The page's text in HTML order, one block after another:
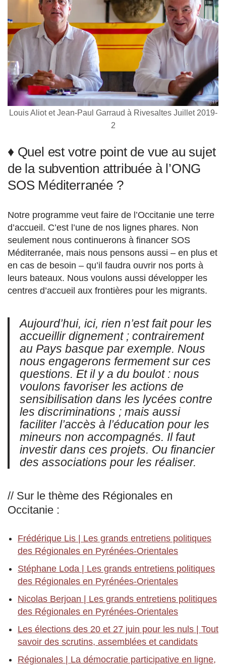
Louis Aliot et Jean-Paul Garraud à Rivesaltes Juillet 2019-
2
♦ Quel est votre point de vue au sujet
de la subvention attribuée à l’ONG
SOS Méditerranée ?
Notre programme veut faire de l’Occitanie une terre
d’accueil. C’est l’une de nos lignes phares. Non
seulement nous continuerons à financer SOS
Méditerranée, mais nous pensons aussi – en plus et
en cas de besoin – qu’il faudra ouvrir nos ports à
leurs bateaux. Nous voulons aussi développer les
centres d’accueil aux frontières pour les migrants.
Aujourd’hui, ici, rien n’est fait pour les
accueillir dignement ; contrairement
au Pays basque par exemple. Nous
nous engagerons fermement sur ces
questions. Et il y a du boulot : nous
voulons favoriser les actions de
sensibilisation dans les lycées contre
les discriminations ; mais aussi
faciliter l’accès à l’éducation pour les
mineurs non accompagnés. Il faut
investir dans ces projets. Ou financier
des associations pour les réaliser.
// Sur le thème des Régionales en
Occitanie :
Frédérique Lis | Les grands entretiens politiques
des Régionales en Pyrénées-Orientales
Stéphane Loda | Les grands entretiens politiques
des Régionales en Pyrénées-Orientales
Nicolas Berjoan | Les grands entretiens politiques
des Régionales en Pyrénées-Orientales
Les élections des 20 et 27 juin pour les nuls | Tout
savoir des scrutins, assemblées et candidats
Régionales | La démocratie participative en ligne,